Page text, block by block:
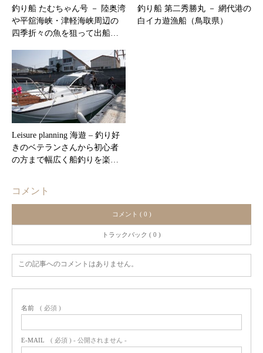
釣り船 たむちゃん号 － 陸奥湾
や平舘海峡・津軽海峡周辺の
四季折々の魚を狙って出船…
釣り船 第二秀勝丸 － 網代港の
白イカ遊漁船（鳥取県）
Leisure planning 海遊 – 釣り好
きのベテランさんから初心者
の方まで幅広く船釣りを楽…
コメント
コメント ( 0 )
トラックバック ( 0 )
この記事へのコメントはありません。
名前 ( 必須 )
E-MAIL ( 必須 ) - 公開されません -